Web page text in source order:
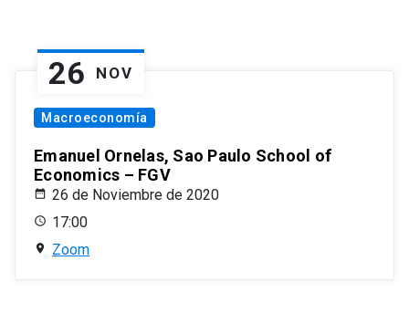
26 NOV
Macroeconomía
Emanuel Ornelas, Sao Paulo School of
Economics – FGV
26 de Noviembre de 2020
17:00
Zoom